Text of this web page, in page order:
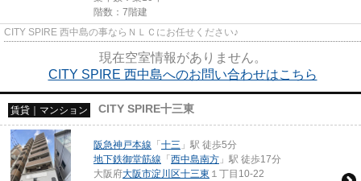
階数：7階建
CITY SPIRE 西中島の事ならＮＬＣにお任せください♪
現在空室情報がありません。
CITY SPIRE 西中島へのお問い合わせはこちら
賃貸｜マンション CITY SPIRE十三東
阪急神戸本線 「 十三 」駅 徒歩5分
地下鉄御堂筋線 「 西中島南方 」駅 徒歩17分
大阪府大阪市淀川区十三東 １丁目10-22